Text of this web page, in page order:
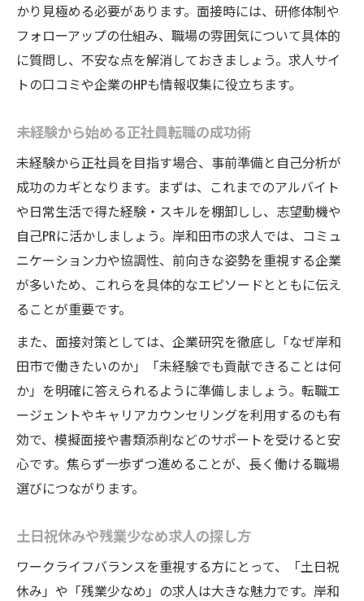
かり見極める必要があります。面接時には、研修体制や
フォローアップの仕組み、職場の雰囲気について具体的
に質問し、不安な点を解消しておきましょう。求人サイ
トの口コミや企業のHPも情報収集に役立ちます。
未経験から始める正社員転職の成功術
未経験から正社員を目指す場合、事前準備と自己分析が
成功のカギとなります。まずは、これまでのアルバイト
や日常生活で得た経験・スキルを棚卸しし、志望動機や
自己PRに活かしましょう。岸和田市の求人では、コミュ
ニケーション力や協調性、前向きな姿勢を重視する企業
が多いため、これらを具体的なエピソードとともに伝え
ることが重要です。
また、面接対策としては、企業研究を徹底し「なぜ岸和
田市で働きたいのか」「未経験でも貢献できることは何
か」を明確に答えられるように準備しましょう。転職エ
ージェントやキャリアカウンセリングを利用するのも有
効で、模擬面接や書類添削などのサポートを受けると安
心です。焦らず一歩ずつ進めることが、長く働ける職場
選びにつながります。
土日祝休みや残業少なめ求人の探し方
ワークライフバランスを重視する方にとって、「土日祝
休み」や「残業少なめ」の求人は大きな魅力です。岸和